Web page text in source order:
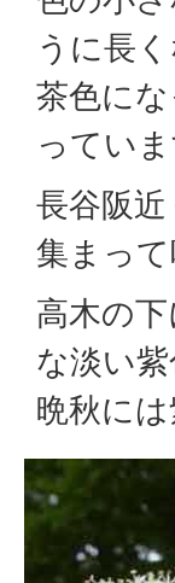
うに長
茶色に
ってい
長谷阪
集まって
高木の
な淡い
晩秋に